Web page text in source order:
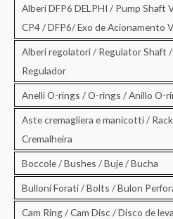
Alberi DFP6 DELPHI / Pump Shaft
CP4 / DFP6/ Exo de Acionamento
Alberi regolatori / Regulator Shaft /
Regulador
Anelli O-rings / O-rings / Anillo O-
Aste cremagliera e manicotti /
Cremalheira
Boccole / Bushes / Buje / Bucha
Bulloni Forati / Bolts / Bulon
Cam Ring / Cam Disc / Disco de